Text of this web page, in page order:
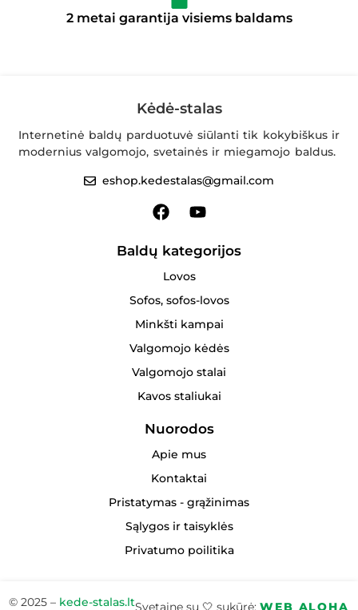
2 metai garantija visiems baldams
Kėdė-stalas
Internetinė baldų parduotuvė siūlanti tik kokybiškus ir
modernius valgomojo, svetainės ir miegamojo baldus.
eshop.kedestalas@gmail.com
Baldų kategorijos
Lovos
Sofos, sofos-lovos
Minkšti kampai
Valgomojo kėdės
Valgomojo stalai
Kavos staliukai
Nuorodos
Apie mus
Kontaktai
Pristatymas - grąžinimas
Sąlygos ir taisyklės
Privatumo poilitika
© 2025 – kede-stalas.ltSvetainę su 🤍 sukūrė:WEB ALOHA